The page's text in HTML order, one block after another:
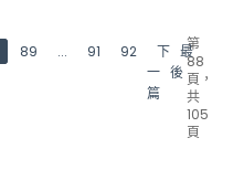
第
88
頁，
共
105
頁
89 ... 91 92
下
一
篇
最
後